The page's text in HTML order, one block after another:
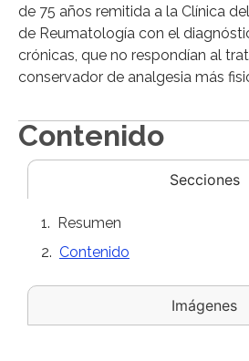
de 75 años remitida a la Clínica
de Reumatología con el
crónicas, que no respondían al
conservador de analgesia más
Contenido
Secciones
Imágenes
Resumen
Contenido